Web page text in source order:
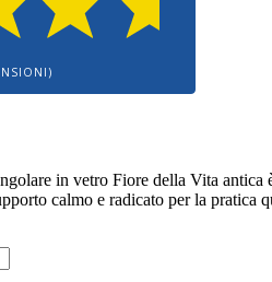
in vetro Fiore della Vita
calmo e radicato per la pratica